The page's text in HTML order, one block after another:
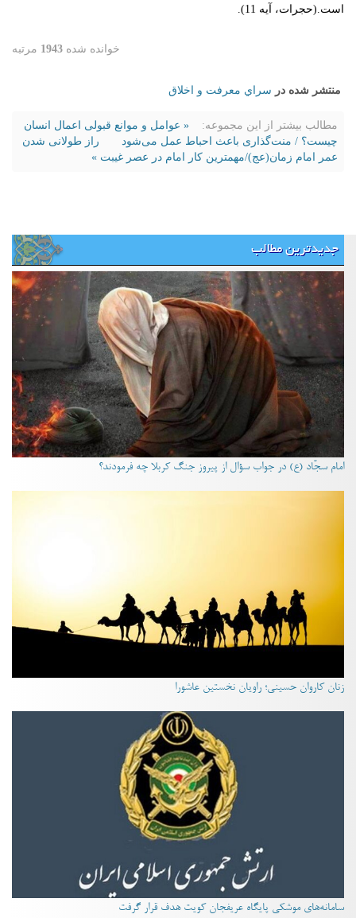
است.(حجرات، آیه 11).
خوانده شده 1943 مرتبه
منتشر شده در سراي معرفت و اخلاق
مطالب بیشتر از این مجموعه:
« عوامل و موانع قبولی اعمال انسان
چیست؟ / منت‌گذاری باعث احباط عمل می‌شود
راز طولانی شدن
عمر امام زمان(عج)/مهمترین کار امام در عصر غیبت »
جدیدترین مطالب
امام سجّاد (ع) در جواب سؤال از پیروز جنگ کربلا چه فرمودند؟
زنان کاروان حسینی؛ راویان نخستین عاشورا
سامانه‌های موشکی پایگاه عریفجان کویت هدف قرار گرفت